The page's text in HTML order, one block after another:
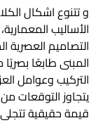
و تتنوعاشكال
الأساليب
التصاميم العصرية
المبنى طابعًا
التركيب وعوامل
يتجاوز التوقعات
قيمة حقيقية